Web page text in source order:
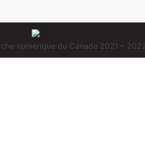
numérique du Canada 2021 –